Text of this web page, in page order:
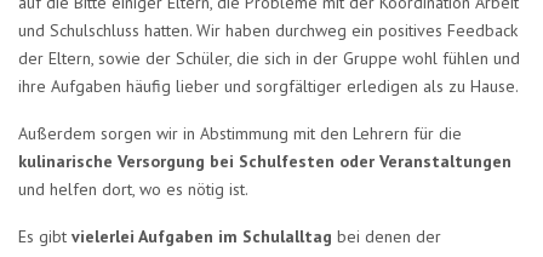
und Schulschluss hatten. Wir haben durchweg ein positives Feedback
der Eltern, sowie der Schüler, die sich in der Gruppe wohl fühlen und
ihre Aufgaben häufig lieber und sorgfältiger erledigen als zu Hause.
Außerdem sorgen wir in Abstimmung mit den Lehrern für die
kulinarische Versorgung bei Schulfesten oder Veranstaltungen
und helfen dort, wo es nötig ist.
Es gibt vielerlei Aufgaben im Schulalltag bei denen der